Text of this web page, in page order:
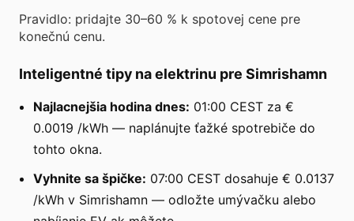
Pravidlo: pridajte 30–60 % k spotovej cene pre
konečnú cenu.
Inteligentné tipy na elektrinu pre Simrishamn
Najlacnejšia hodina dnes: 01:00 CEST za €
0.0019 /kWh — naplánujte ťažké spotrebiče do
tohto okna.
Vyhnite sa špičke: 07:00 CEST dosahuje € 0.0137
/kWh v Simrishamn — odložte umývačku alebo